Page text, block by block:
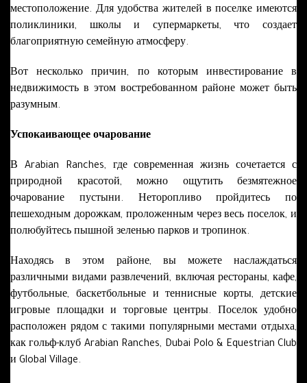
местоположение. Для удобства жителей в поселке имеются
поликлиники, школы и супермаркеты, что создает
благоприятную семейную атмосферу.
Вот несколько причин, по которым инвестирование в
недвижимость в этом востребованном районе может быть
разумным.
Успокаивающее очарование
В Arabian Ranches, где современная жизнь сочетается с
природной красотой, можно ощутить безмятежное
очарование пустыни. Неторопливо пройдитесь по
пешеходным дорожкам, проложенным через весь поселок, и
полюбуйтесь пышной зеленью парков и тропинок.
Находясь в этом районе, вы можете наслаждаться
различными видами развлечений, включая рестораны, кафе,
футбольные, баскетбольные и теннисные корты, детские
игровые площадки и торговые центры. Поселок удобно
расположен рядом с такими популярными местами отдыха,
как гольф-клуб Arabian Ranches, Dubai Polo & Equestrian Club
и Global Village.